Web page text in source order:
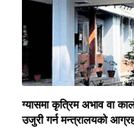
ग्यासमा कृत्रिम अभाव वा
उजुरी गर्न मन्त्रालयको